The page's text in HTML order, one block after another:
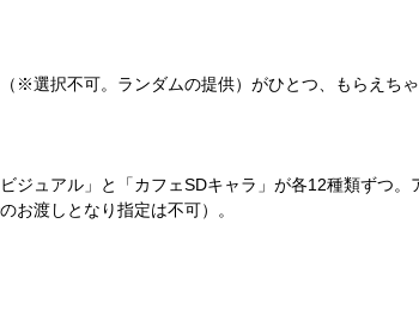
※選択不可。ランダムの提供）がひとつ、もらえちゃ
ジュアル」と「カフェSDキャラ」が各12種類ずつ
お渡しとなり指定は不可）。